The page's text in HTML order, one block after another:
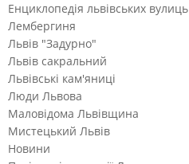
Енциклопедія львівських вулиць
Лембергиня
Львів "Задурно"
Львів сакральний
Львівські кам'яниці
Люди Львова
Маловідома Львівщина
Мистецький Львів
Новини